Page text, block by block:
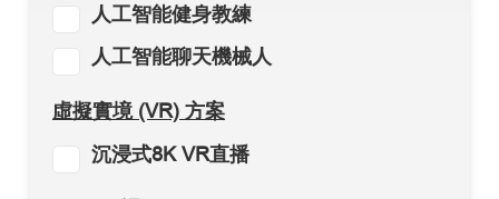
人工智能健身教練
人工智能聊天機械人
虛擬實境 (VR) 方案
沉浸式8K VR直播